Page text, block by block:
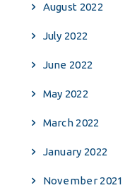
August 2022
July 2022
June 2022
May 2022
March 2022
January 2022
November 2021